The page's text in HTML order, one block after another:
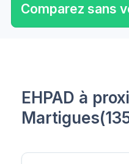
Comparez sans
EHPAD à